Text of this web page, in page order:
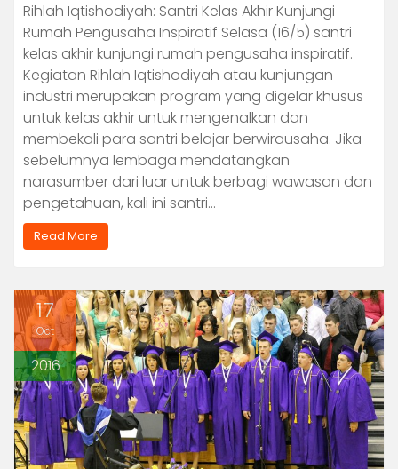
Rihlah Iqtishodiyah: Santri Kelas Akhir Kunjungi
Rumah Pengusaha Inspiratif Selasa (16/5) santri
kelas akhir kunjungi rumah pengusaha inspiratif.
Kegiatan Rihlah Iqtishodiyah atau kunjungan
industri merupakan program yang digelar khusus
untuk kelas akhir untuk mengenalkan dan
membekali para santri belajar berwirausaha. Jika
sebelumnya lembaga mendatangkan
narasumber dari luar untuk berbagi wawasan dan
pengetahuan, kali ini santri…
Read More
17
Oct
2016